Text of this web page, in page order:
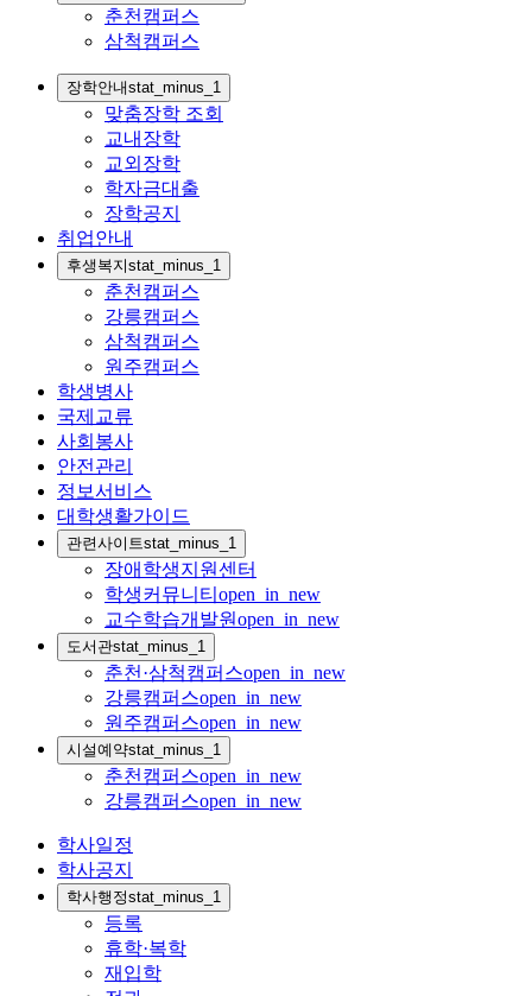
춘천캠퍼스
삼척캠퍼스
장학안내stat_minus_1
맞춤장학 조회
교내장학
교외장학
학자금대출
장학공지
취업안내
후생복지stat_minus_1
춘천캠퍼스
강릉캠퍼스
삼척캠퍼스
원주캠퍼스
학생병사
국제교류
사회봉사
안전관리
정보서비스
대학생활가이드
관련사이트stat_minus_1
장애학생지원센터
학생커뮤니티 open_in_new
교수학습개발원open_in_new
도서관stat_minus_1
춘천·삼척캠퍼스open_in_new
강릉캠퍼스open_in_new
원주캠퍼스open_in_new
시설예약stat_minus_1
춘천캠퍼스open_in_new
강릉캠퍼스open_in_new
학사일정
학사공지
학사행정stat_minus_1
등록
휴학·복학
재입학